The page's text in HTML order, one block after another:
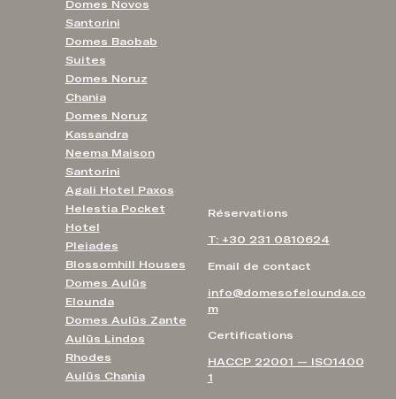
Réservations
T: +30 231 0810624
Email de contact
info@domesofelounda.co
m
Certifications
HACCP 22001 — ISO1400
1
Domes Novos
Santorini
Domes Baobab
Suites
Domes Noruz
Chania
Domes Noruz
Kassandra
Neema Maison
Santorini
Agali Hotel Paxos
Helestia Pocket
Hotel
Pleiades
Blossomhill Houses
Domes Aulūs
Elounda
Domes Aulūs Zante
Aulūs Lindos
Rhodes
Aulūs Chania